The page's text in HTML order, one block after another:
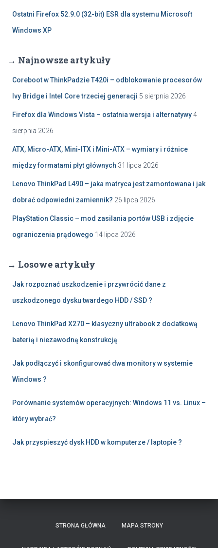
Ostatni Firefox 52.9.0 (32-bit) ESR dla systemu Microsoft
Windows XP
→ Najnowsze artykuły
Coreboot w ThinkPadzie T420i – odblokowanie procesorów
Ivy Bridge i Intel Core trzeciej generacji 5 sierpnia 2026
Firefox dla Windows Vista – ostatnia wersja i alternatywy4
sierpnia 2026
ATX, Micro-ATX, Mini-ITX i Mini-ATX – wymiary i różnice
między formatami płyt głównych 31 lipca 2026
Lenovo ThinkPad L490 – jaka matryca jest zamontowana i jak
dobrać odpowiedni zamiennik? 26 lipca 2026
PlayStation Classic – mod zasilania portów USB i zdjęcie
ograniczenia prądowego 14 lipca 2026
→ Losowe artykuły
Jak rozpoznać uszkodzenie i przywrócić dane z
uszkodzonego dysku twardego HDD / SSD ?
Lenovo ThinkPad X270 – klasyczny ultrabook z dodatkową
baterią i niezawodną konstrukcją
Jak podłączyć i skonfigurować dwa monitory w systemie
Windows ?
Porównanie systemów operacyjnych: Windows 11 vs. Linux –
który wybrać?
Jak przyspieszyć dysk HDD w komputerze / laptopie ?
STRONA GŁÓWNA MAPA STRONY